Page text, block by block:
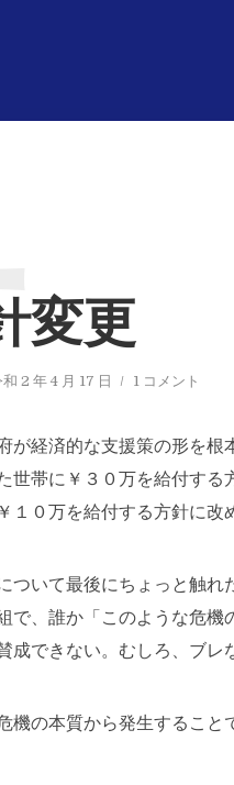
変更
2 年 4 月 17 日 1 コメント
が経済的な支援策の形を
世帯に￥３０万を給付す
１０万を給付する方針に改
ついて最後にちょっと触
で、誰か「このような危
成できない。むしろ、ブレ
機の本質から発生すること